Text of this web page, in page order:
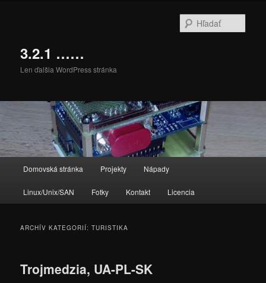
3.2.1 ……
Len ďalšia WordPress stránka
Domovská stránka Projekty Nápady
Linux/Unix/SAN Fotky Kontakt Licencia
ARCHÍV KATEGORIÍ:TURISTIKA
Trojmedzia, UA-PL-SK